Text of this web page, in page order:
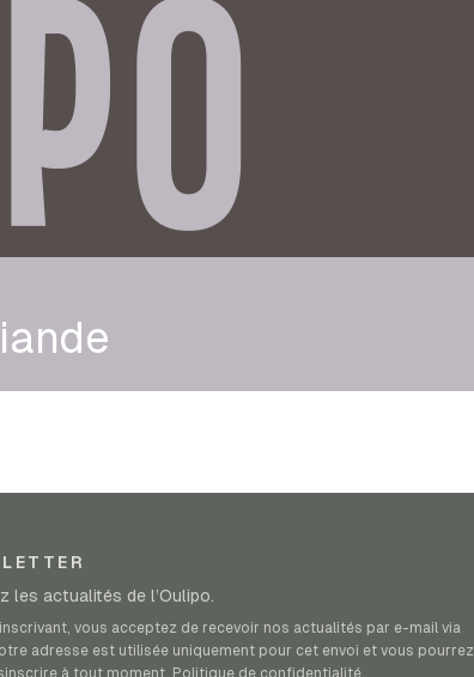
les actualités de l’Oulipo.
inscrivant, vous acceptez de recevoir nos actualités par e-mail via
adresse est utilisée uniquement pour cet envoi et vous pourrez
à tout moment. Politique de confidentialité.